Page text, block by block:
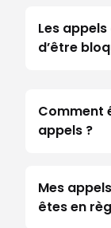
Les
d’être
Comment
appels ?
Mes
êtes en